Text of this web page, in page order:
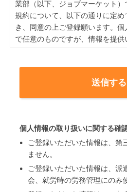
業部（以下、ジョブマーケット
規約について、以下の通りに定
き、同意の上ご登録願います。
で任意のものですが、情報を提
全のため急を要する場合には、
元でこの範囲を超えた従業者
ります。
個人情報取扱者には入社時は
人情報保護に関する教育を行
個人情報の取り扱いに関する確
ご登録いただいた情報は、第
ません。
ご登録いただいた情報は、派
会、就労時の労務管理にのみ